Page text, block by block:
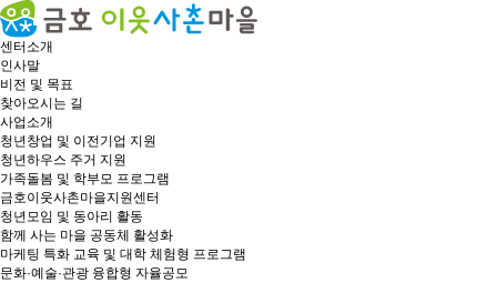
센터소개
인사말
비전 및 목표
찾아오시는 길
사업소개
청년창업 및 이전기업 지원
청년하우스 주거 지원
가족돌봄 및 학부모 프로그램
금호이웃사촌마을지원센터
청년모임 및 동아리 활동
함께 사는 마을 공동체 활성화
마케팅 특화 교육 및 대학 체험형 프로그램
문화·예술·관광 융합형 자율공모